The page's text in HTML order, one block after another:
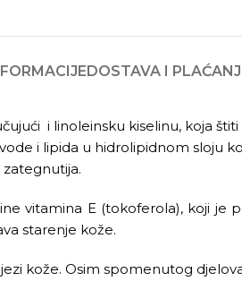
DOSTAVA I
i linoleinsku kiselinu, koja
i lipida u hidrolipidnom sloju
vitamina E (tokoferola), koji je
starenje kože.
kože. Osim spomenutog